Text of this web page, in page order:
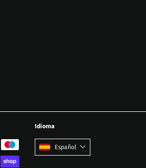
Idioma
Español